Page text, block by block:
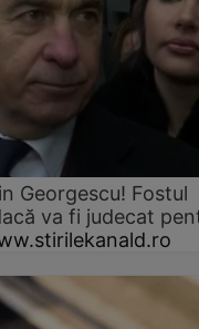
Georgescu! Fostul
va fi judecat